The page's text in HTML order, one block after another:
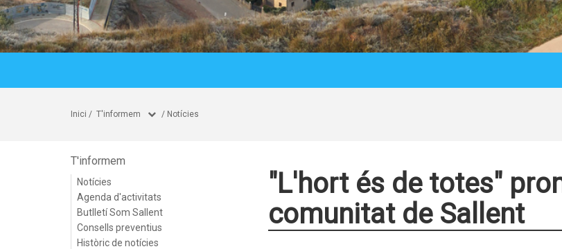
Inici / T'informem / Notícies
T'informem
Notícies
Agenda d'activitats
Butlletí Som Sallent
Consells preventius
Històric de notícies
"L'hort és de totes"
comunitat de Sallent